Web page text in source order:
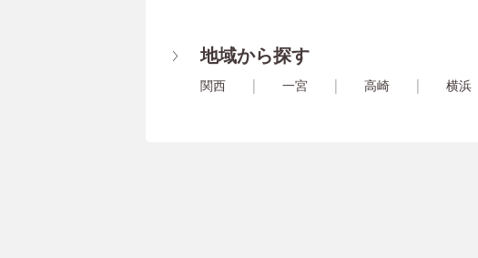
地域から探す
関西 一宮 高崎 横浜